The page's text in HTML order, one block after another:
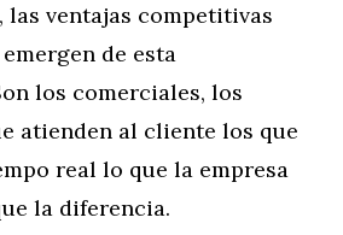
las ventajas competitivas
de esta
los comerciales, los
atienden al cliente los que
real lo que la empresa
la diferencia.